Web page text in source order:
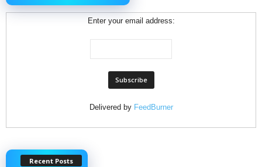
Enter your email address:
Delivered by FeedBurner
Recent Posts